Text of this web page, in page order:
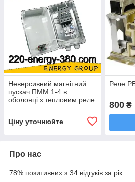
Неверсивний магнітний
пускач ПММ 1-4 в
оболонці з тепловим реле
Ціну уточнюйте
Реле
800₴
Про нас
78% позитивних з 34 відгуків за рік